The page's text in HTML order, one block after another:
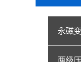
永磁
两级